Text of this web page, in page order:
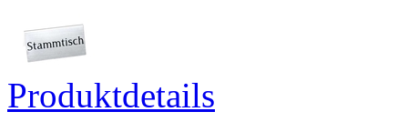
Produktdetails